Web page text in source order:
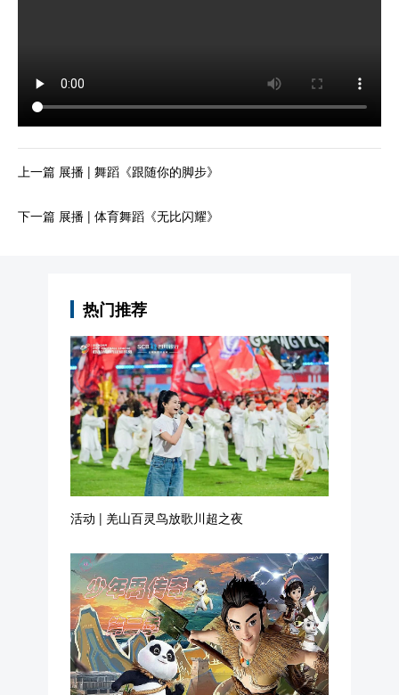
上一篇 展播 | 舞蹈《跟随你的脚步》
下一篇 展播 | 体育舞蹈《无比闪耀》
活动 | 羌山百灵鸟放歌川超之夜